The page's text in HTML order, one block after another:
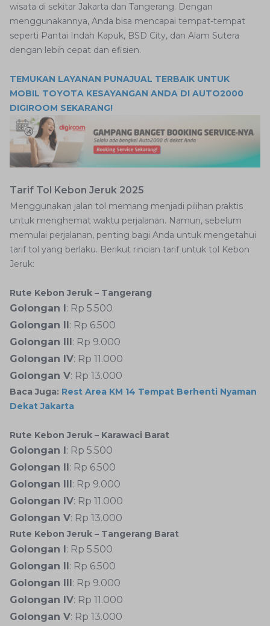
wisata di sekitar Jakarta dan Tangerang. Dengan
menggunakannya, Anda bisa mencapai tempat-tempat
seperti Pantai Indah Kapuk, BSD City, dan Alam Sutera
dengan lebih cepat dan efisien.
TEMUKAN LAYANAN PUNAJUAL TERBAIK UNTUK
MOBIL TOYOTA KESAYANGAN ANDA DI AUTO2000
DIGIROOM SEKARANG!
Tarif Tol Kebon Jeruk 2025
Menggunakan jalan tol memang menjadi pilihan praktis
untuk menghemat waktu perjalanan. Namun, sebelum
memulai perjalanan, penting bagi Anda untuk mengetahui
tarif tol yang berlaku. Berikut rincian tarif untuk tol Kebon
Jeruk:
Rute Kebon Jeruk – Tangerang
Golongan I: Rp 5.500
Golongan II: Rp 6.500
Golongan III: Rp 9.000
Golongan IV: Rp 11.000
Golongan V: Rp 13.000
Baca Juga: Rest Area KM 14 Tempat Berhenti Nyaman
Dekat Jakarta
Rute Kebon Jeruk – Karawaci Barat
Golongan I: Rp 5.500
Golongan II: Rp 6.500
Golongan III: Rp 9.000
Golongan IV: Rp 11.000
Golongan V: Rp 13.000
Rute Kebon Jeruk – Tangerang Barat
Golongan I: Rp 5.500
Golongan II: Rp 6.500
Golongan III: Rp 9.000
Golongan IV: Rp 11.000
Golongan V: Rp 13.000